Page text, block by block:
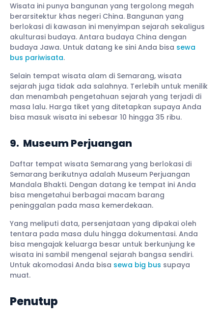
Wisata ini punya bangunan yang tergolong megah
berarsitektur khas negeri China. Bangunan yang
berlokasi di kawasan ini menyimpan sejarah sekaligus
akulturasi budaya. Antara budaya China dengan
budaya Jawa. Untuk datang ke sini Anda bisa sewa
bus pariwisata.
Selain tempat wisata alam di Semarang, wisata
sejarah juga tidak ada salahnya. Terlebih untuk menilik
dan menambah pengetahuan sejarah yang terjadi di
masa lalu. Harga tiket yang ditetapkan supaya Anda
bisa masuk wisata ini sebesar 10 hingga 35 ribu.
9. Museum Perjuangan
Daftar tempat wisata Semarang yang berlokasi di
Semarang berikutnya adalah Museum Perjuangan
Mandala Bhakti. Dengan datang ke tempat ini Anda
bisa mengetahui berbagai macam barang
peninggalan pada masa kemerdekaan.
Yang meliputi data, persenjataan yang dipakai oleh
tentara pada masa dulu hingga dokumentasi. Anda
bisa mengajak keluarga besar untuk berkunjung ke
wisata ini sambil mengenal sejarah bangsa sendiri.
Untuk akomodasi Anda bisa sewa big bus supaya
muat.
Penutup